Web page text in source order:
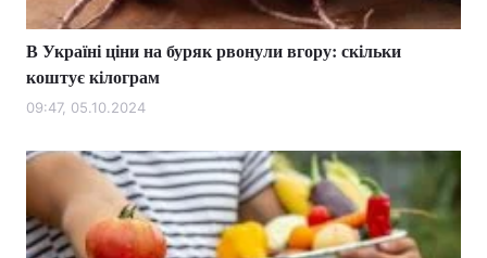
В Україні ціни на буряк рвонули вгору: скільки
коштує кілограм
09:47, 05.10.2024